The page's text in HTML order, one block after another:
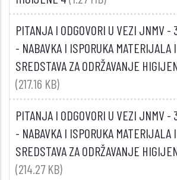
PITANJA I ODGOVORI U VEZI JNMV -
- NABAVKA I ISPORUKA MATERIJALA I
SREDSTAVA ZA ODRŽAVANJE
(217.16 KB)
PITANJA I ODGOVORI U VEZI JNMV -
- NABAVKA I ISPORUKA MATERIJALA I
SREDSTAVA ZA ODRŽAVANJE
(214.27 KB)